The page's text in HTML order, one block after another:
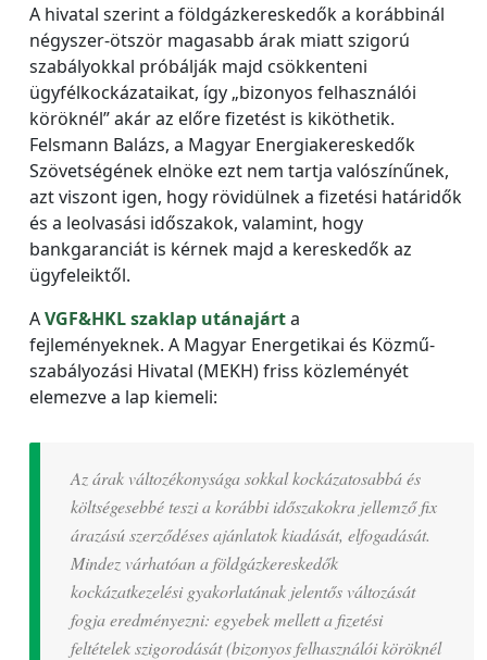
A hivatal szerint a földgázkereskedők a korábbinál
négyszer-ötször magasabb árak miatt szigorú
szabályokkal próbálják majd csökkenteni
ügyfélkockázataikat, így „bizonyos felhasználói
köröknél” akár az előre fizetést is kiköthetik.
Felsmann Balázs, a Magyar Energiakereskedők
Szövetségének elnöke ezt nem tartja valószínűnek,
azt viszont igen, hogy rövidülnek a fizetési határidők
és a leolvasási időszakok, valamint, hogy
bankgaranciát is kérnek majd a kereskedők az
ügyfeleiktől.
AVGF&HKL szaklap utánajárta
fejleményeknek. A Magyar Energetikai és Közmű-
szabályozási Hivatal (MEKH) friss közleményét
elemezve a lap kiemeli:
Az árak változékonysága sokkal kockázatosabbá és
költségesebbé teszi a korábbi időszakokra jellemző fix
árazású szerződéses ajánlatok kiadását, elfogadását.
Mindez várhatóan a földgázkereskedők
kockázatkezelési gyakorlatának jelentős változását
fogja eredményezni: egyebek mellett a fizetési
feltételek szigorodását (bizonyos felhasználói köröknél